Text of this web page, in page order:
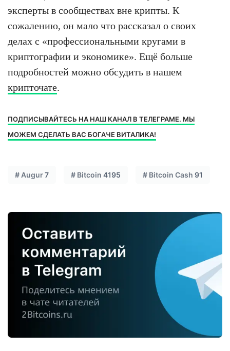
эксперты в сообществах вне крипты. К
сожалению, он мало что рассказал о своих
делах с «профессиональными кругами в
криптографии и экономике». Ещё больше
подробностей можно обсудить в нашем
крипточате.
ПОДПИСЫВАЙТЕСЬ НА НАШ КАНАЛ В ТЕЛЕГРАМЕ. МЫ
МОЖЕМ СДЕЛАТЬ ВАС БОГАЧЕ ВИТАЛИКА!
# Augur7 # Bitcoin 4195 # Bitcoin Cash 91